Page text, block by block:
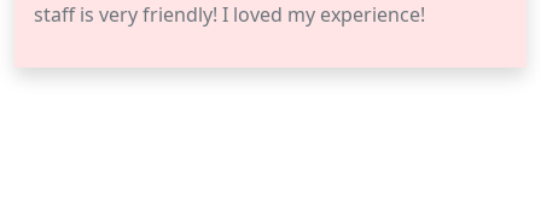
staff is very friendly! I loved my experience!